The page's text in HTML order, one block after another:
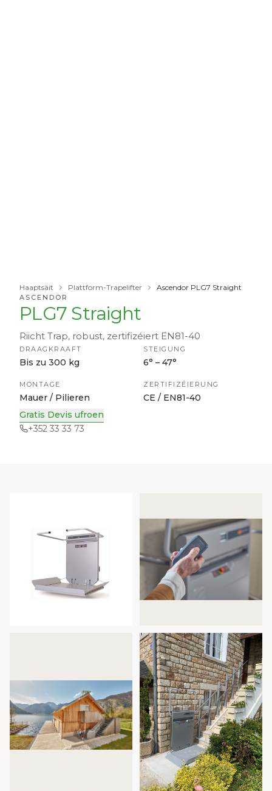
Haaptsäit Plattform-Trapelifter Ascendor PLG7 Straight
ASCENDOR
PLG7 Straight
Riicht Trap, robust, zertifizéiert EN81-40
DRAAGKRAAFT
Bis zu 300 kg
STEIGUNG
6° – 47°
MONTAGE
Mauer / Pilieren
ZERTIFIZÉIERUNG
CE / EN81-40
Gratis Devis ufroen
+352 33 33 73